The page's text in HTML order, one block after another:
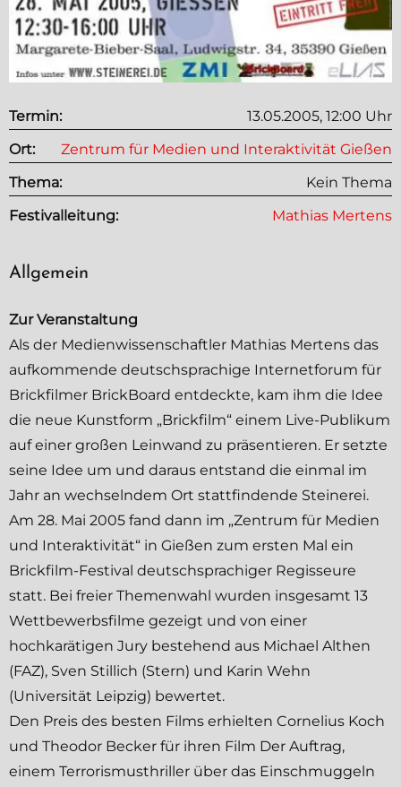
Termin:
13.05.2005, 12:00 Uhr
Ort:
Zentrum für Medien und Interaktivität Gießen
Thema:
Kein Thema
Festivalleitung:
Mathias Mertens
Allgemein
Zur Veranstaltung
Als der Medienwissenschaftler Mathias Mertens das
aufkommende deutschsprachige Internetforum für
Brickfilmer BrickBoard entdeckte, kam ihm die Idee
die neue Kunstform „Brickfilm“ einem Live-Publikum
auf einer großen Leinwand zu präsentieren. Er setzte
seine Idee um und daraus entstand die einmal im
Jahr an wechselndem Ort stattfindende Steinerei.
Am 28. Mai 2005 fand dann im „Zentrum für Medien
und Interaktivität“ in Gießen zum ersten Mal ein
Brickfilm-Festival deutschsprachiger Regisseure
statt. Bei freier Themenwahl wurden insgesamt 13
Wettbewerbsfilme gezeigt und von einer
hochkarätigen Jury bestehend aus Michael Althen
(FAZ), Sven Stillich (Stern) und Karin Wehn
(Universität Leipzig) bewertet.
Den Preis des besten Films erhielten Cornelius Koch
und Theodor Becker für ihren Film Der Auftrag,
einem Terrorismusthriller über das Einschmuggeln